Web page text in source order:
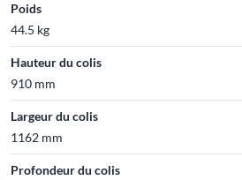
Poids
44.5 kg
Hauteur du colis
910 mm
Largeur du colis
1162 mm
Profondeur du colis